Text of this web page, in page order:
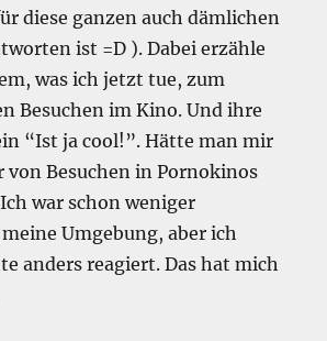
diese ganzen auch dämlichen
ist =D ). Dabei erzähle
was ich jetzt tue, zum
Besuchen im Kino. Und ihre
“Ist ja cool!”. Hätte man mir
von Besuchen in Pornokinos
war schon weniger
Umgebung, aber ich
anders reagiert. Das hat mich